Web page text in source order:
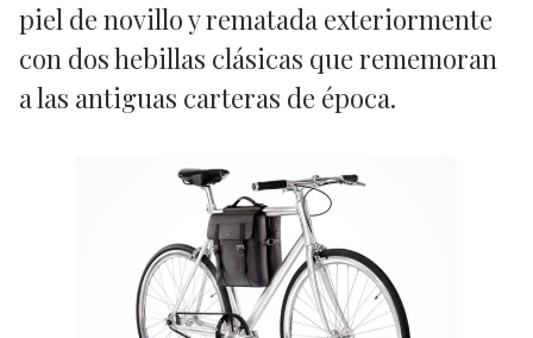
piel de novillo y rematada exteriormente
con dos hebillas clásicas que rememoran
a las antiguas carteras de época.